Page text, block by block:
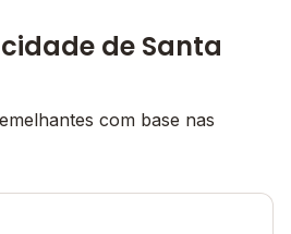
de Santa
com base nas